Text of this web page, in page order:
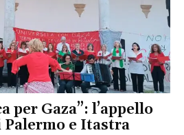
per Gaza”: l’appello
e Itastra